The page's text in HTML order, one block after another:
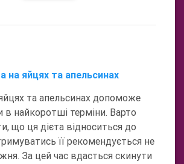
на яйцях та апельсинах
та апельсинах допоможе
в найкоротші терміни. Варто
що ця дієта відноситься до
її рекомендується не
За цей час вдасться скинути